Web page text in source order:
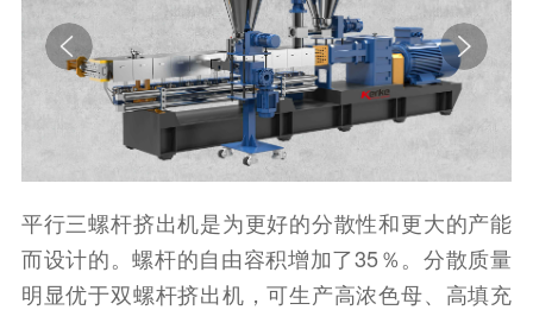
平行三螺杆挤出机是为更好的分散性和更大的产能
而设计的。螺杆的自由容积增加了35％。分散质量
明显优于双螺杆挤出机，可生产高浓色母、高填充